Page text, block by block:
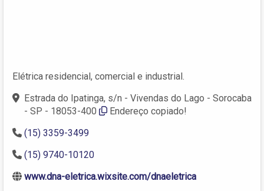
Elétrica residencial, comercial e industrial.
Estrada do Ipatinga, s/n - Vivendas do Lago - Sorocaba
- SP - 18053-400
Endereço copiado!
(15) 3359-3499
(15) 9740-10120
www.dna-eletrica.wixsite.com/dnaeletrica